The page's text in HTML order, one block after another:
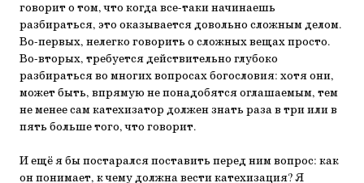
говорит о том, что когда все-таки начинаешь
разбираться, это оказывается довольно сложным делом.
Во-первых, нелегко говорить о сложных вещах просто.
Во-вторых, требуется действительно глубоко
разбираться во многих вопросах богословия: хотя они,
может быть, впрямую не понадобятся оглашаемым, тем
не менее сам катехизатор должен знать раза в три или в
пять больше того, что говорит.
И ещё я бы постарался поставить перед ним вопрос: как
он понимает, к чему должна вести катехизация? Я